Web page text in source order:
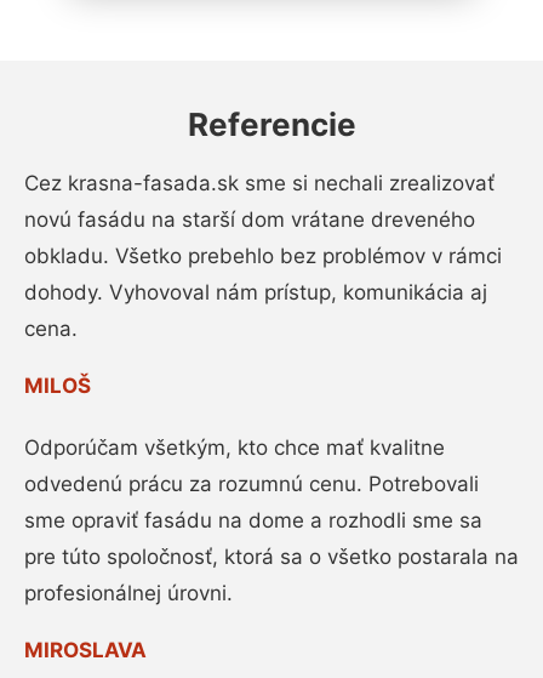
Referencie
Cez krasna-fasada.sk sme si nechali zrealizovať
novú fasádu na starší dom vrátane dreveného
obkladu. Všetko prebehlo bez problémov v rámci
dohody. Vyhovoval nám prístup, komunikácia aj
cena.
MILOŠ
Odporúčam všetkým, kto chce mať kvalitne
odvedenú prácu za rozumnú cenu. Potrebovali
sme opraviť fasádu na dome a rozhodli sme sa
pre túto spoločnosť, ktorá sa o všetko postarala na
profesionálnej úrovni.
MIROSLAVA